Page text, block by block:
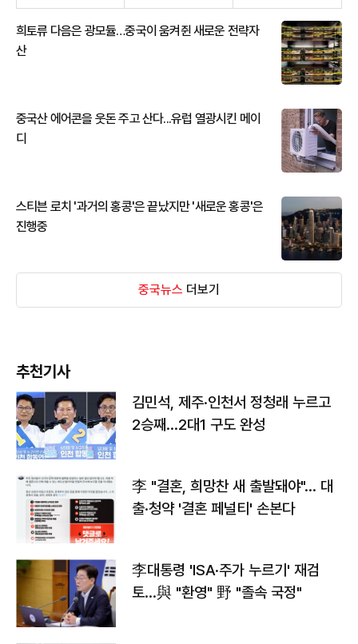
희토류 다음은 광모듈…중국이 움켜쥔 새로운 전략자
산
중국산 에어콘을 웃돈 주고 산다...유럽 열광시킨 메이
디
스티븐 로치 '과거의 홍콩'은 끝났지만 '새로운 홍콩'은
진행중
중국뉴스 더보기
추천기사
김민석, 제주·인천서 정청래 누르고
2승째…2대1 구도 완성
李 "결혼, 희망찬 새 출발돼야"… 대
출·청약 '결혼 페널티' 손본다
李대통령 'ISA·주가 누르기' 재검
토…與 "환영" 野 "졸속 국정"